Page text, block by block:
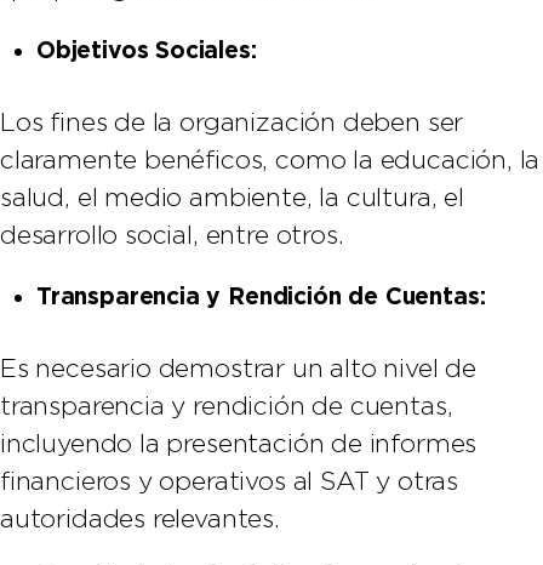
Objetivos Sociales:
Los fines de la organización deben ser
claramente benéficos, como la educación, la
salud, el medio ambiente, la cultura, el
desarrollo social, entre otros.
Transparencia y Rendición de Cuentas:
Es necesario demostrar un alto nivel de
transparencia y rendición de cuentas,
incluyendo la presentación de informes
financieros y operativos al SAT y otras
autoridades relevantes.